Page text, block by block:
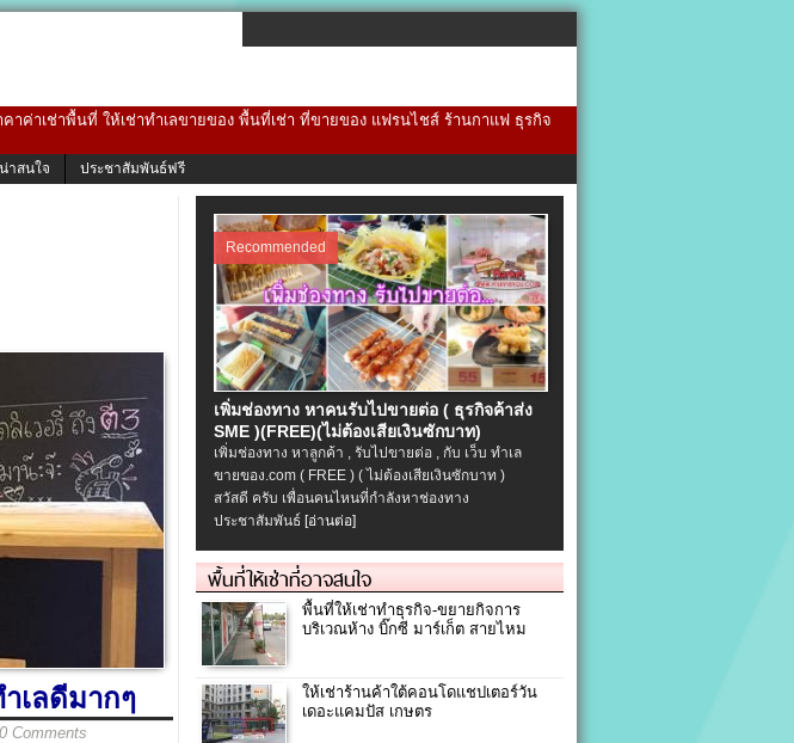
ค่าเช่าพื้นที่ ให้เช่าทำเลขายของ พื้นที่เช่า ที่ขายของ แฟรนไชส์ ร้านกาแฟ ธุรกิจ
าสนใจ ประชาสัมพันธ์ฟรี
เลดีมากๆ
Comments
Recommended
เพิ่มช่องทาง หาคนรับไปขายต่อ ( ธุรกิจค้าส่ง
SME )(FREE)(ไม่ต้องเสียเงินซักบาท)
เพิ่มช่องทาง หาลูกค้า , รับไปขายต่อ , กับ เว็บ ทำเล
ขายของ.com ( FREE ) ( ไม่ต้องเสียเงินซักบาท )
สวัสดี ครับ เพื่อนคนไหนที่กำลังหาช่องทาง
ประชาสัมพันธ์ [อ่านต่อ]
พื้นที่ให้เช่าที่อาจสนใจ
พื้นที่ให้เช่าทำธุรกิจ-ขยายกิจการ
บริเวณห้าง บิ๊กซี มาร์เก็ต สายไหม
ให้เช่าร้านค้าใต้คอนโดแชปเตอร์วัน
เดอะแคมปัส เกษตร